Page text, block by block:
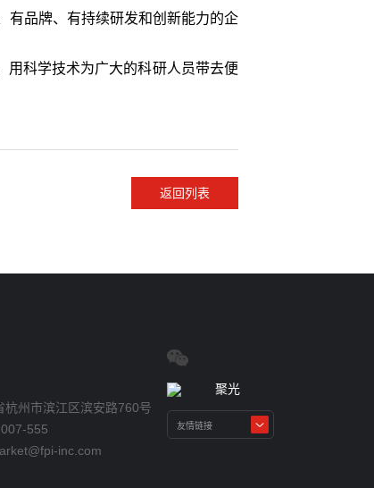
品牌、有持续研发和创新能力的企
科学技术为广大的科研人员带去便
返回列表
杭州市滨江区滨安路760号
555
inc.com